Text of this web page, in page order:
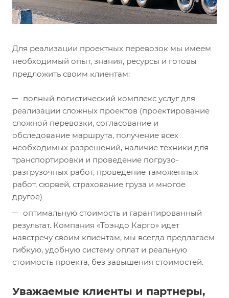
Для реализации проектных перевозок мы имеем
необходимый опыт, знания, ресурсы и готовы
предложить своим клиентам:
полный логистический комплекс услуг для
реализации сложных проектов (проектирование
сложной перевозки, согласование и
обследование маршрута, получение всех
необходимых разрешений, наличие техники для
транспортировки и проведение погрузо-
разгрузочных работ, проведение таможенных
работ, сюрвей, страхование груза и многое
другое)
оптимальную стоимость и гарантированный
результат. Компания «Тоэндо Карго» идет
навстречу своим клиентам, мы всегда предлагаем
гибкую, удобную систему оплат и реальную
стоимость проекта, без завышения стоимостей.
Уважаемые клиенты и партнеры,